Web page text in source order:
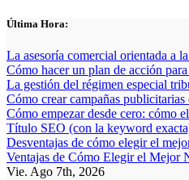
Saltar
contenido
Última Hora:
La asesoría comercial orientada a
Cómo hacer un plan de acción
La gestión del régimen especial
Cómo crear campañas
Cómo empezar desde cero: cómo
Título SEO (con la keyword
Desventajas de cómo elegir el
Ventajas de Cómo Elegir el Mejor
Vie. Ago 7th, 2026